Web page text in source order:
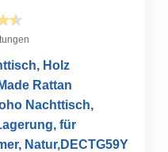
Holz
Rattan
Nachttisch,
für
Natur,DECTG59Y